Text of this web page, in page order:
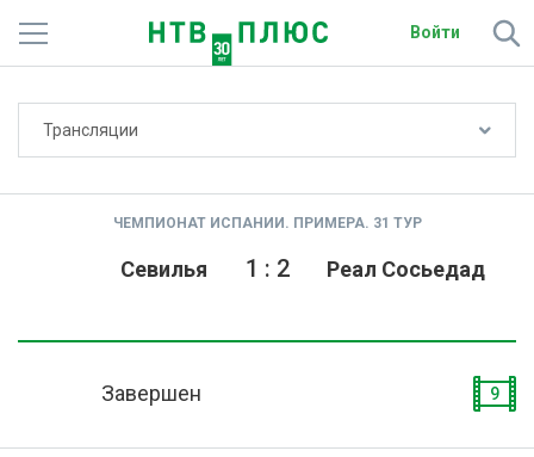
Войти
Трансляции
ЧЕМПИОНАТ ИСПАНИИ. ПРИМЕРА. 31 ТУР
Севилья Реал Сосьедад
1 : 2
Завершен 9